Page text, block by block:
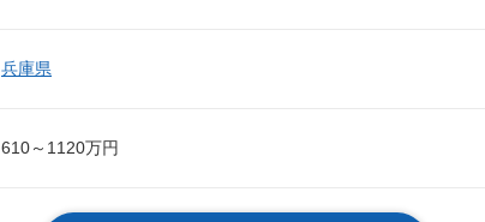
兵庫県
610～1120万円